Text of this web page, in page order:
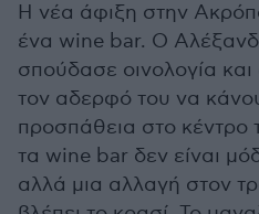
H νέα άφιξη στην
ένα wine bar. Ο
σπούδασε οινολογία
τον αδερφό του να
προσπάθεια στο κέντρο
τα wine bar δεν είναι
αλλά μια αλλαγή στον